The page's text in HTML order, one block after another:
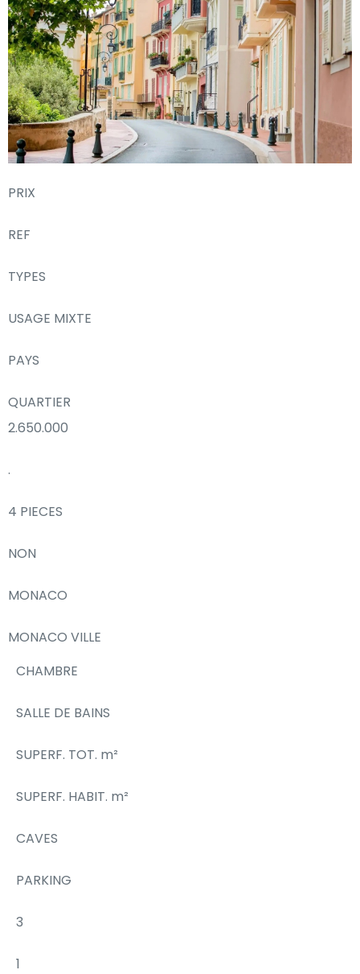
PRIX
REF
TYPES
USAGE MIXTE
PAYS
QUARTIER
2.650.000
.
4 PIECES
NON
MONACO
MONACO VILLE
CHAMBRE
SALLE DE BAINS
SUPERF. TOT. m²
SUPERF. HABIT. m²
CAVES
PARKING
3
1